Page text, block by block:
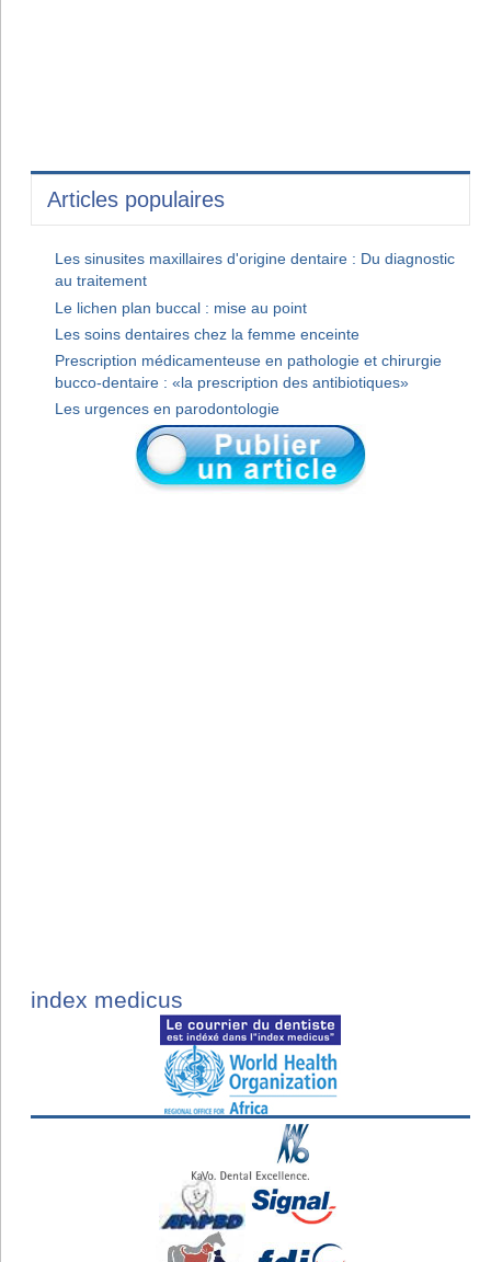
Articles populaires
Les sinusites maxillaires d'origine dentaire : Du diagnostic
au traitement
Le lichen plan buccal : mise au point
Les soins dentaires chez la femme enceinte
Prescription médicamenteuse en pathologie et chirurgie
bucco-dentaire : «la prescription des antibiotiques»
Les urgences en parodontologie
index medicus